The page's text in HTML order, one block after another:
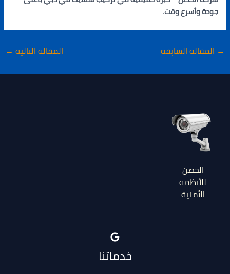
جودة وأسرع وقت.
→ المقالة السابقة المقالة التالية ←
الحصن
للأنظمة
الأمنية
خدماتنا